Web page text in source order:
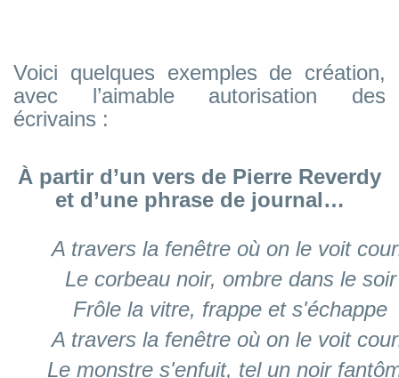
Voici quelques exemples de création,
avec l’aimable autorisation des
écrivains :
À partir d’un vers de Pierre Reverdy
et d’une phrase de journal…
A travers la fenêtre où on le voit
Le corbeau noir, ombre dans le soir
Frôle la vitre, frappe et s'échappe
A travers la fenêtre où on le voit
Le monstre s'enfuit, tel un noir